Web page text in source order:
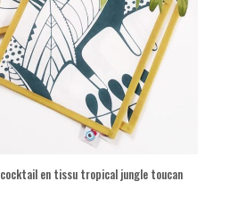
cocktail en tissu tropical jungle toucan